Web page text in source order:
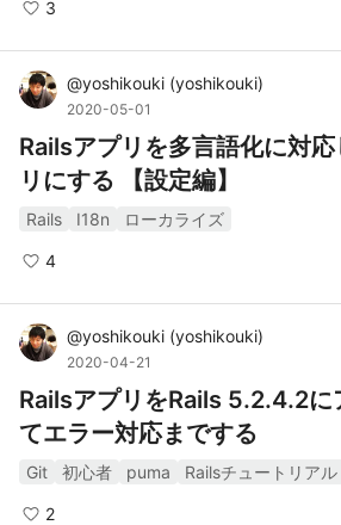
3
@yoshikouki (yoshikouki)
2020-05-01
Railsアプリを多言語化に対
リにする 【設定編】
Rails I18n ローカライズ
4
@yoshikouki (yoshikouki)
2020-04-21
RailsアプリをRails 5.2.4.2に
てエラー対応までする
Git 初心者 puma Railsチュートリアル
2